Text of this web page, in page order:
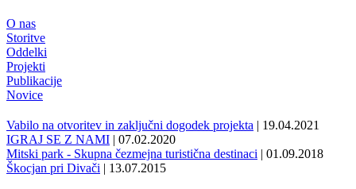
O nas
Storitve
Oddelki
Projekti
Publikacije
Novice
Vabilo na otvoritev in zaključni dogodek projekta | 19.04.2021
IGRAJ SE Z NAMI | 07.02.2020
Mitski park - Skupna čezmejna turistična destinaci | 01.09.2018
Škocjan pri Divači | 13.07.2015